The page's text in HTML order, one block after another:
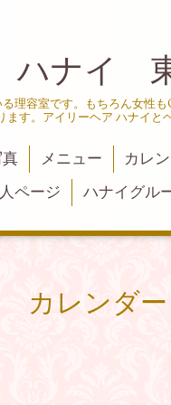
ハナイ
理容室です。もちろん女性
す。アイリーヘア ハナイと
メニュー カレ
ページ ハナイグル
カレンダー